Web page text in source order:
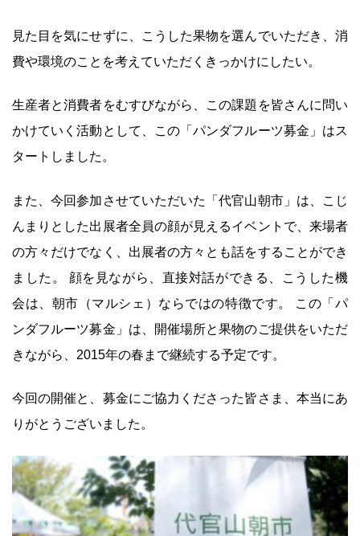
見た目を気にせずに、こうした果物を選んでいただき、消
費や環境のことを考えていただくきっかけにしたい。
生産者と消費者をむすびながら、この課題を皆さんに問い
かけていく活動として、この「パンダフルーツ募金」はス
タートしました。
また、今回参加させていただいた「代官山朝市」は、こじ
んまりとした出展者全員の顔が見えるイベントで、来場者
の方々だけでなく、出展者の方々とも話をすることができ
ました。 顔を見ながら、直接対話ができる、こうした機
会は、朝市（マルシェ）ならではの特徴です。 この「パ
ンダフルーツ募金」は、開催場所と果物のご提供をいただ
きながら、2015年の春まで継続する予定です。
今回の開催と、募金にご協力くださった皆さま、本当にあ
りがとうございました。